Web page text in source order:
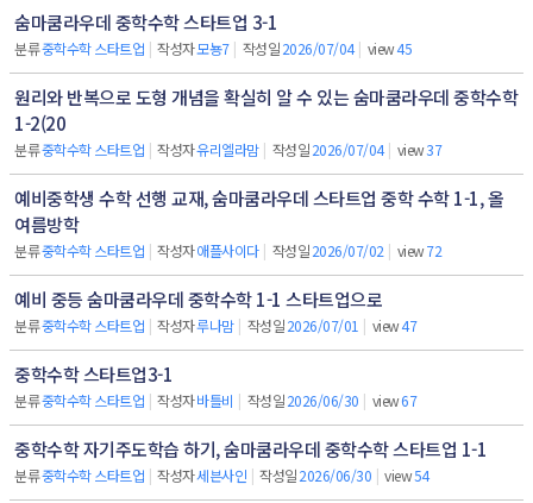
숨마쿰라우데 중학수학 스타트업 3-1
분류중학수학 스타트업 | 작성자모뇽7 | 작성일2026/07/04 | view45
원리와 반복으로 도형 개념을 확실히 알 수 있는 숨마쿰라우데 중학수학
1-2(20
분류중학수학 스타트업 | 작성자유리엘라맘 | 작성일2026/07/04 | view37
예비중학생 수학 선행 교재, 숨마쿰라우데 스타트업 중학 수학 1-1, 올
여름방학
분류중학수학 스타트업 | 작성자애플사이다 | 작성일2026/07/02 | view72
예비 중등 숨마쿰라우데 중학수학 1-1 스타트업으로
분류중학수학 스타트업 | 작성자루나맘 | 작성일2026/07/01 | view47
중학수학 스타트업3-1
분류중학수학 스타트업 | 작성자바틀비 | 작성일2026/06/30 | view67
중학수학 자기주도학습 하기, 숨마쿰라우데 중학수학 스타트업 1-1
분류중학수학 스타트업 | 작성자세븐사인 | 작성일2026/06/30 | view54